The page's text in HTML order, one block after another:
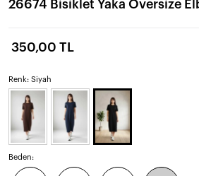
26674 Bisiklet Yaka Oversize
350,00 TL
Renk: Siyah
Beden: